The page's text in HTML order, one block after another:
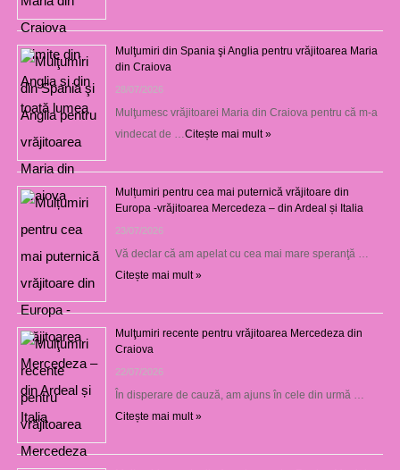
Mulţumiri din Spania şi Anglia pentru vrăjitoarea Maria
din Craiova
28/07/2026
Mulţumesc vrăjitoarei Maria din Craiova pentru că m-a
vindecat de … Citește mai mult »
Mulțumiri pentru cea mai puternică vrăjitoare din
Europa -vrăjitoarea Mercedeza – din Ardeal și Italia
23/07/2026
Vă declar că am apelat cu cea mai mare speranţă …
Citește mai mult »
Mulţumiri recente pentru vrăjitoarea Mercedeza din
Craiova
22/07/2026
În disperare de cauză, am ajuns în cele din urmă …
Citește mai mult »